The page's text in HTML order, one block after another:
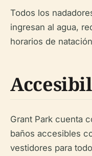
Todos los
ingresan al agua,
horarios de
Grant Park cuenta
baños accesibles
vestidores para